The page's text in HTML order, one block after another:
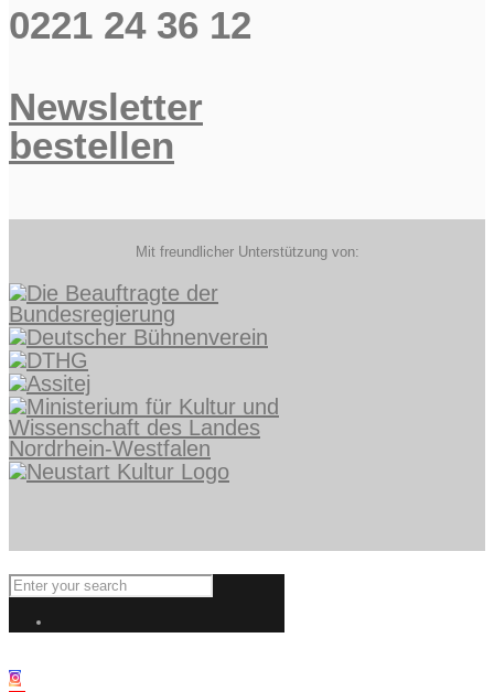
0221 24 36 12
Newsletter
bestellen
Mit freundlicher Unterstützung von: